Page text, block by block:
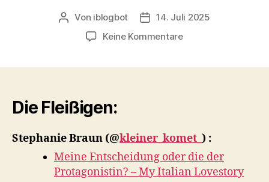
Beitragsautor
Von iblogbot Veröffentlichungsdatum
14. Juli 2025
Keine Kommentarezu
Die Fleißigen:
Stephanie Braun (@kleiner_komet_ ) :
Meine Entscheidung oder die der
Protagonistin? – My Italian Lovestory